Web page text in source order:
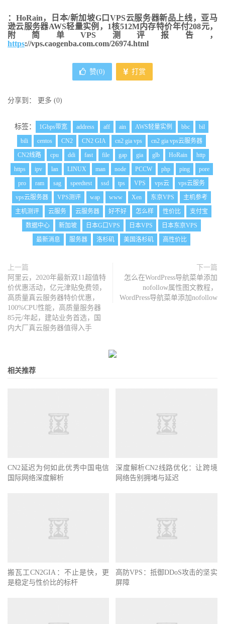
：HoRain，日本/新加坡G口VPS云服务器新品上线，亚马
逊云服务器AWS轻量实例，1核512M内存特价年付208元，
附简单VPS测评报告，
https://vps.caogenba.com.com/26974.html
赞(0) 打赏
分享到： 更多 (0)
标签： 1Gbps带宽 address aff ain AWS轻量实例 bbc
bil
bili
centos CN2 CN2 GIA cn2 gia vps
cn2 gia vps云服务器
CN2线路
cpu ddi fast file gap gia glb HoRain
http
https
ipv lan LINUX man node PCCW php ping
pore
pro
ram sag speedtest ssd tps VPS vps云
vps云服务
vps云服务器
VPS测评 wap www Xen 东京VPS
主机参考
主机测评
云服务 云服务器 好不好 怎么样 性价比
支付宝
数据中心
新加坡 日本G口VPS 日本VPS
日本东京VPS
最新消息
服务器 洛杉矶 美国洛杉矶 高性价比
上一篇
阿里云，2020年最新双11超值特
价优惠活动，亿元津贴免费领，
高质量真云服务器特价优惠，
100%CPU性能，高质量服务器
85元/年起，建站业务首选，国
内大厂真云服务器值得入手
下一篇
怎么在WordPress导航菜单添加
nofollow属性图文教程，
WordPress导航菜单添加nofollow
相关推荐
CN2延迟为何如此优秀中国电信
国际网络深度解析
深度解析CN2线路优化：让跨境
网络告别拥堵与延迟
搬瓦工CN2GIA：不止是快，更
是稳定与性价比的标杆
高防VPS：抵御DDoS攻击的坚实
屏障